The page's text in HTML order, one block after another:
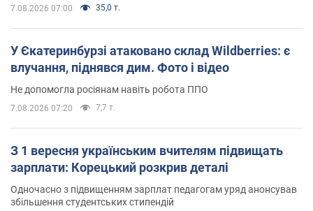
7.08.2026 07:00 35,0 т.
У Єкатеринбурзі атаковано склад Wildberries: є
влучання, піднявся дим. Фото і відео
Не допомогла росіянам навіть робота ППО
7.08.2026 07:20 7,7 т.
З 1 вересня українським вчителям підвищать
зарплати: Корецький розкрив деталі
Одночасно з підвищенням зарплат педагогам уряд анонсував
збільшення студентських стипендій